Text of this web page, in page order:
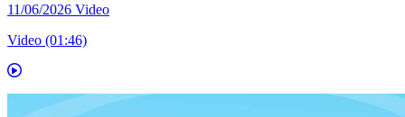
11/06/2026 Video
Video (01:46)